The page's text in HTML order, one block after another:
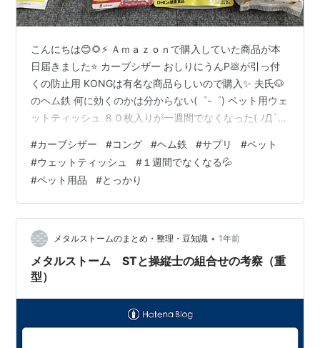
こんにちは😊🌻⚡ Ａｍａｚｏｎで購入していた商品が本
日届きました⭐ カーブシザー おしりにうんP💩が引っ付
くの防止用 KONGは有名な商品らしいので購入✨ 夫氏🐶
のヘム鉄 何に効くのかは分からない(゜-゜) ペット用ウェ
ットティッシュ ８０枚入りが一週間でなくなった( ﾉД`)
ってみた✨ 遠目から気になっているとっかりくん🐾 早速
コングを使ってお遊びしてみた だいぶこれで夢中になっ
て遊んでくれる💕 ボーロを中にINして すぐ食べてくれた
⭐
#カーブシザー #コング #ヘム鉄 #サプリ #ペット
#ウェットティッシュ # １週間でなくなる💦
#ペット用品 #とっかり
メタルストームのまとめ・整理・豆知識 • 1年前
メタルストーム STと操縦士の組合せの考察（重
型）